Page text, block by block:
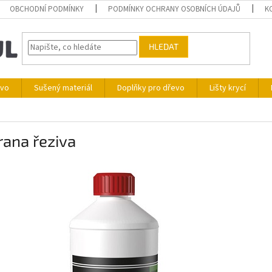
OBCHODNÍ PODMÍNKY PODMÍNKY OCHRANY OSOBNÍCH ÚDAJŮ
HLEDAT
Sušený materiál Doplňky pro dřevo Lišty krycí
řeziva